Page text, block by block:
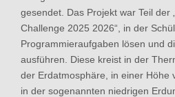
gesendet. Das Projekt war Teil der
Challenge 2025 2026“, in der
Programmieraufgaben lösen und
ausführen. Diese kreist in der
der Erdatmosphäre, in einer Höhe
in der sogenannten niedrigen